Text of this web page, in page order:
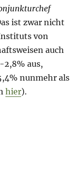
ist zwar nicht
von
auch
2,8% aus,
nunmehr als
hier).
Special“